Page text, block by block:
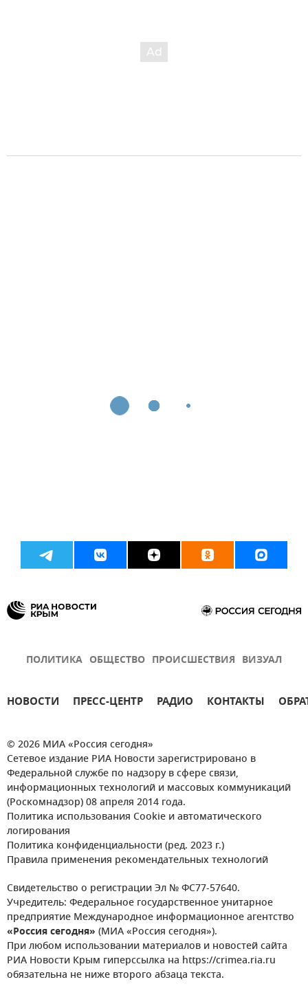
ПОЛИТИКА ОБЩЕСТВО ПРОИСШЕСТВИЯ ВИЗУАЛ
НОВОСТИ ПРЕСС-ЦЕНТР РАДИО КОНТАКТЫ
© 2026 МИА «Россия сегодня»
Сетевое издание РИА Новости зарегистрировано в
Федеральной службе по надзору в сфере связи,
информационных технологий и массовых коммуникаций
(Роскомнадзор) 08 апреля 2014 года.
Политика использования Cookie и автоматического
логирования
Политика конфиденциальности (ред. 2023 г.)
Правила применения рекомендательных технологий
Свидетельство о регистрации Эл № ФС77-57640.
Учредитель: Федеральное государственное унитарное
предприятие Международное информационное агентство
«Россия сегодня» (МИА «Россия сегодня»).
При любом использовании материалов и новостей сайта
РИА Новости Крым гиперссылка на https://crimea.ria.ru
обязательна не ниже второго абзаца текста.